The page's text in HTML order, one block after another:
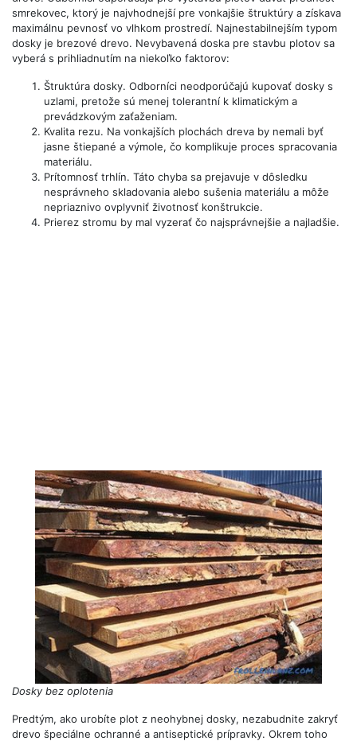
smrekovec, ktorý je najvhodnejší pre vonkajšie štruktúry a získava
maximálnu pevnosť vo vlhkom prostredí. Najnestabilnejším typom
dosky je brezové drevo. Nevybavená doska pre stavbu plotov sa
vyberá s prihliadnutím na niekoľko faktorov:
Štruktúra dosky. Odborníci neodporúčajú kupovať dosky s
uzlami, pretože sú menej tolerantní k klimatickým a
prevádzkovým zaťaženiam.
Kvalita rezu. Na vonkajších plochách dreva by nemali byť
jasne štiepané a výmole, čo komplikuje proces spracovania
materiálu.
Prítomnosť trhlín. Táto chyba sa prejavuje v dôsledku
nesprávneho skladovania alebo sušenia materiálu a môže
nepriaznivo ovplyvniť životnosť konštrukcie.
Prierez stromu by mal vyzerať čo najsprávnejšie a najladšie.
Dosky bez oplotenia
Predtým, ako urobíte plot z neohybnej dosky, nezabudnite zakryť
drevo špeciálne ochranné a antiseptické prípravky. Okrem toho